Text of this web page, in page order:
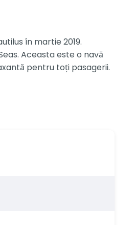
în martie 2019.
Aceasta este o navă
pentru toți pasagerii.